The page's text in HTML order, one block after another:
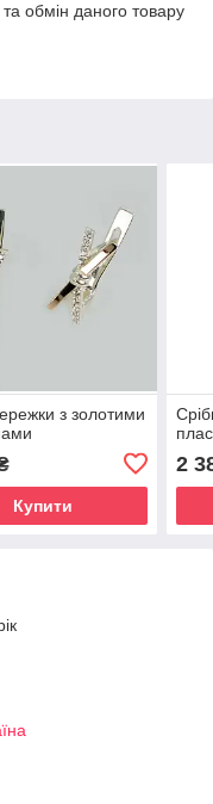
обмін даного товару
з золотими
Купити
2